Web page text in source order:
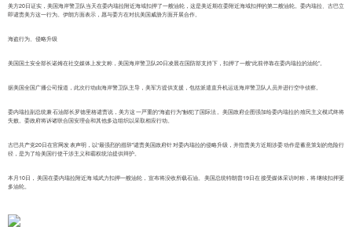
美方20日证实，美国海岸警卫队当天在委内瑞拉附近海域扣押了一艘油轮，这是美近期在委附近海域扣押的第二艘油轮。委内瑞拉、古巴立
即谴责美方这一行为。伊朗方面表示，愿与委方在对抗美国威胁方面开展合作。
海盗行为、侵略升级
美国国土安全部长诺姆在社交媒体上发文称，美国海岸警卫队20日凌晨在国防部支持下，扣押了一艘“此前停靠在委内瑞拉的油轮”。
据美国全国广播公司报道，此次行动由海岸警卫队主导，美军方提供支援，包括派遣直升机运送海岸警卫队人员并进行空中侦察。
委内瑞拉副总统兼石油部长罗德里格谴责说，美方这一严重的“海盗行为”触犯了国际法。美国政府企图强加给委内瑞拉的殖民主义模式终将
失败。委政府将诉诸联合国安理会和其他多边组织以采取相应行动。
古巴共产党20日在官网发表声明，以“最强烈的措辞”谴责美国政府针对委内瑞拉的侵略升级，并指责美方近期涉委动作是蓄意策划的危险行
径，是为了给美国行使干涉主义和霸权统治提供辩护。
本月10日，美国在委内瑞拉附近海域武力扣押一艘油轮，宣布将没收所载石油。美国总统特朗普19日在接受媒体采访时称，将继续扣押更
多油轮。